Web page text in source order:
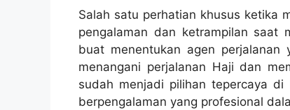
Salah satu perhatian khusus ketika
pengalaman dan ketrampilan saat
buat menentukan agen
menangani perjalanan Haji dan
sudah menjadi pilihan tepercaya
berpengalaman yang profesional